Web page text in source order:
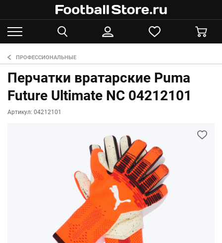
ПРОФЕССИОНАЛЬНЫЕ
Перчатки вратарские Puma
Future Ultimate NC 04212101
Артикул: 04212101